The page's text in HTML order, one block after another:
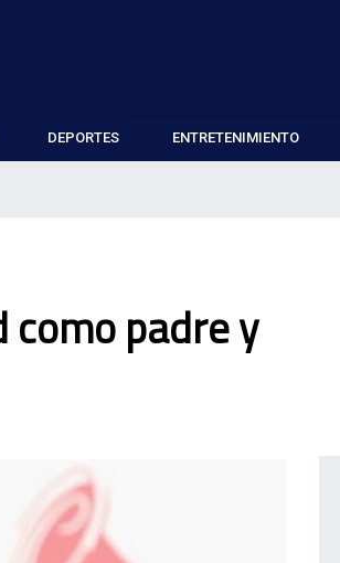
DEPORTES ENTRETENIMIENTO
padre y